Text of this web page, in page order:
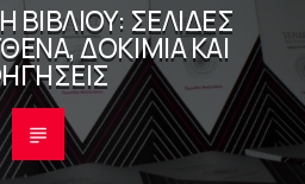
ΒΙΒΛΊΟΥ: ΣΕΛΊΔΕΣ
ΔΟΚΊΜΙΑ ΚΑΙ